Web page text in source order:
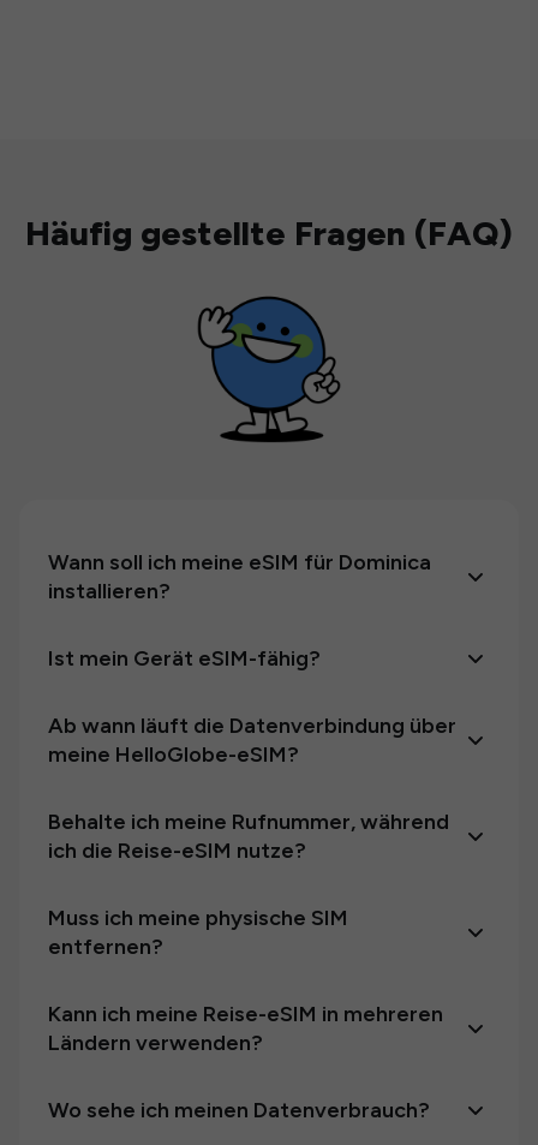
Häufig gestellte Fragen (FAQ)
Wann soll ich meine eSIM für Dominica
installieren?
Ist mein Gerät eSIM-fähig?
Ab wann läuft die Datenverbindung über
meine HelloGlobe-eSIM?
Behalte ich meine Rufnummer, während
ich die Reise-eSIM nutze?
Muss ich meine physische SIM
entfernen?
Kann ich meine Reise-eSIM in mehreren
Ländern verwenden?
Wo sehe ich meinen Datenverbrauch?